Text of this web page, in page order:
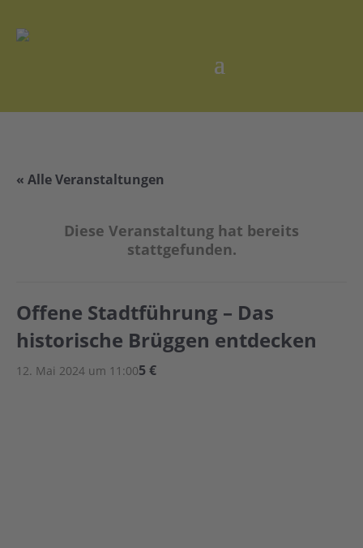
« Alle Veranstaltungen
Diese Veranstaltung hat bereits
stattgefunden.
Offene Stadtführung – Das
historische Brüggen entdecken
12. Mai 2024 um 11:005 €